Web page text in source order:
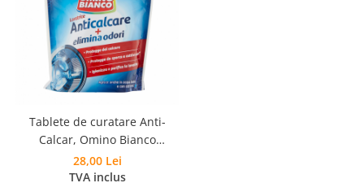
Tablete de curatare Anti-
Calcar, Omino Bianco
Anticalcare, 15 tablete
28,00 Lei
TVA inclus